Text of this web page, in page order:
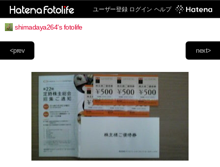
ユーザー登録 ログイン ヘルプ
shimadaya264's fotolife
next>
<prev